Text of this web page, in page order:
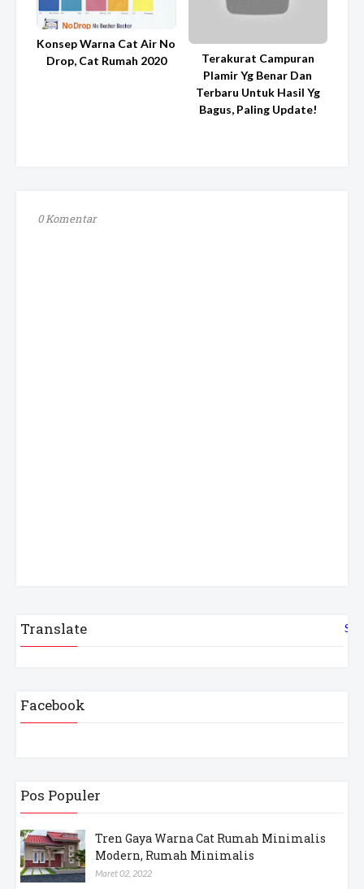
Konsep Warna Cat Air No
Drop, Cat Rumah 2020
Terakurat Campuran
Plamir Yg Benar Dan
Terbaru Untuk Hasil Yg
Bagus, Paling Update!
0 Komentar
Translate
Facebook
Pos Populer
Tren Gaya Warna Cat Rumah Minimalis
Modern, Rumah Minimalis
Maret 02, 2022